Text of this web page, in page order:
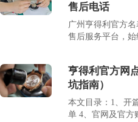
售后电话
广州亨得利官方
售后服务平台，
亨得利官方网
坑指南）
本文目录：1、开
单 4、官网及官方